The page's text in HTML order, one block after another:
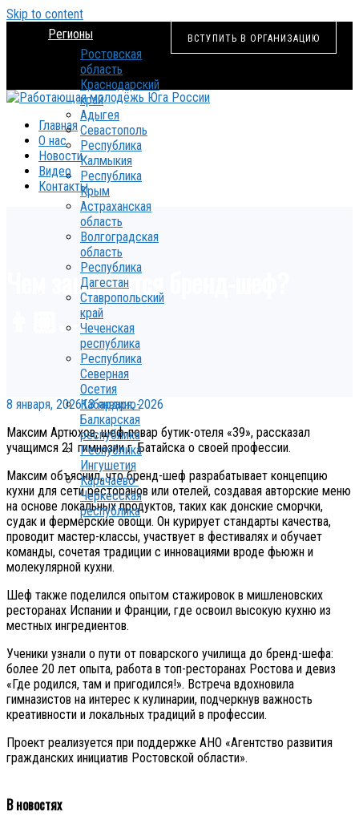
Skip to content
ВСТУПИТЬ В ОРГАНИЗАЦИЮ
Регионы
Ростовская
область
Краснодарский
край
Адыгея
Севастополь
Республика
Калмыкия
Республика
Крым
Астраханская
область
Волгоградская
область
Республика
Дагестан
Ставропольский
край
Чеченская
республика
Республика
Северная
Осетия
Кабардино-
Балкарская
республика
Республика
Ингушетия
Карачаево-
Черкесская
республика
Главная
О нас
Новости
Видео
Контакты
Чем занимается бренд-шеф?
👨🏼‍🍳
8 января, 202613 января, 2026
Максим Артюхов, шеф-повар бутик-отеля «39», рассказал
учащимся 21 гимназии г. Батайска о своей профессии.
Максим объяснил, что бренд-шеф разрабатывает концепцию
кухни для сети ресторанов или отелей, создавая авторские меню
на основе локальных продуктов, таких как донские сморчки,
судак и фермерские овощи. Он курирует стандарты качества,
проводит мастер-классы, участвует в фестивалях и обучает
команды, сочетая традиции с инновациями вроде фьюжн и
молекулярной кухни.
Шеф также поделился опытом стажировок в мишленовских
ресторанах Испании и Франции, где освоил высокую кухню из
местных ингредиентов.
Ученики узнали о пути от поварского училища до бренд-шефа:
более 20 лет опыта, работа в топ-ресторанах Ростова и девиз
«Где родился, там и пригодился!». Встреча вдохновила
гимназистов на интерес к кулинарии, подчеркнув важность
креативности и локальных традиций в профессии.
Проект реализуется при поддержке АНО «Агентство развития
гражданских инициатив Ростовской области».
В новостях